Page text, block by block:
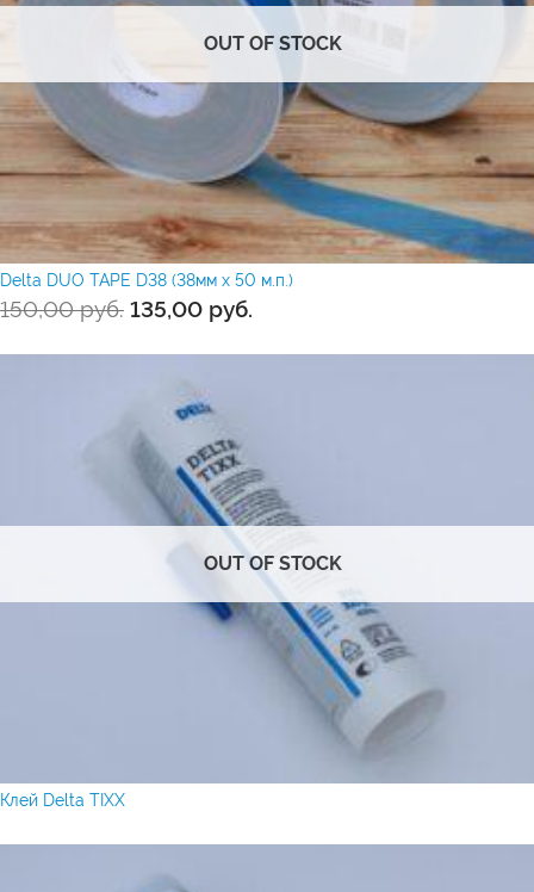
OUT OF STOCK
Delta DUO TAPE D38 (38мм х 50 м.п.)
150,00руб. 135,00 руб.
OUT OF STOCK
Клей Delta TIXX